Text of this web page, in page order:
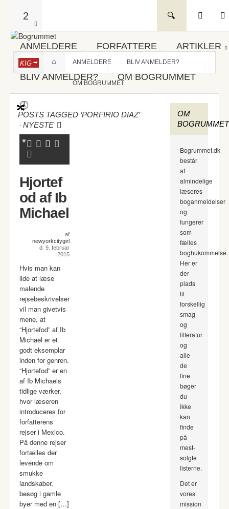
2
ANMELDERE FORFATTERE ARTIKLER
BLIV ANMELDER? OM BOGRUMMET
KIG ANMELDERE BLIV ANMELDER?
OM BOGRUMMET
POSTS TAGGED ‘PORFIRIO DIAZ’
-NYESTE
Hjortef
od af Ib
Michael
af
newyorkcitygirl
d. 9. februar
2015
Hvis man kan
lide at læse
malende
rejsebeskrivelser
vil man givetvis
mene, at
“Hjortefod” af Ib
Michael er et
godt eksemplar
inden for genren.
“Hjortefod” er en
af Ib Michaels
tidlige værker,
hvor læseren
introduceres for
forfatterens
rejser i Mexico.
På denne rejser
fortælles der
levende om
smukke
landskaber,
besøg i gamle
byer med en […]
OM
BOGRUMMET
Bogrummet.dk
består
af
almindelige
læseres
boganmeldelser
og
fungerer
som
fælles
boghukommelse.
Her er
der
plads
til
forskellig
smag
og
litteratur
og
alle
de
fine
bøger
du
ikke
kan
finde
på
mest-
solgte
listerne.
Det er
vores
mission